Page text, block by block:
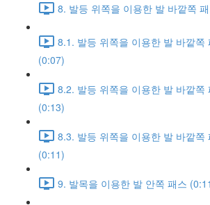
8. 발등 위쪽을 이용한 발 바깥쪽
8.1. 발등 위쪽을 이용한 발 바깥쪽
(0:07)
8.2. 발등 위쪽을 이용한 발 바깥쪽
(0:13)
8.3. 발등 위쪽을 이용한 발 바깥쪽
(0:11)
9. 발목을 이용한 발 안쪽 패스